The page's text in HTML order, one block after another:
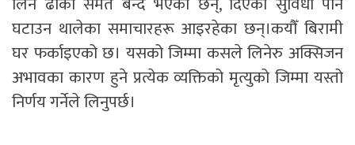
घटाउन थालेका समाचारहरू आइरहेका छन्।कयौँ बिरामी
घर फर्काइएको छ। यसको जिम्मा कसले लिनेरु अक्सिजन
अभावका कारण हुने प्रत्येक व्यक्तिको मृत्युको जिम्मा यस्तो
निर्णय गर्नेले लिनुपर्छ।